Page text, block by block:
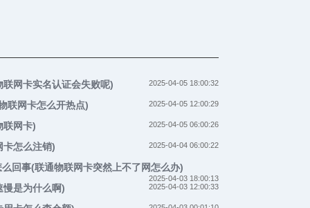
网卡实名认证会失败呢) 2025-04-05 18:00:32
联网卡怎么开热点) 2025-04-05 12:00:29
联网卡) 2025-04-05 06:00:26
卡怎么注销) 2025-04-04 06:00:22
回事(联通物联网卡突然上不了网怎么办)
2025-04-03 18:00:13
慢是为什么啊) 2025-04-03 12:00:33